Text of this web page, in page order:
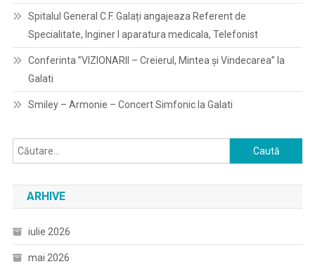
Spitalul General C.F. Galați angajeaza Referent de
Specialitate, Inginer I aparatura medicala, Telefonist
Conferinta ”VIZIONARII – Creierul, Mintea și Vindecarea” la
Galati
Smiley – Armonie – Concert Simfonic la Galati
Caută
după:
ARHIVE
iulie 2026
mai 2026